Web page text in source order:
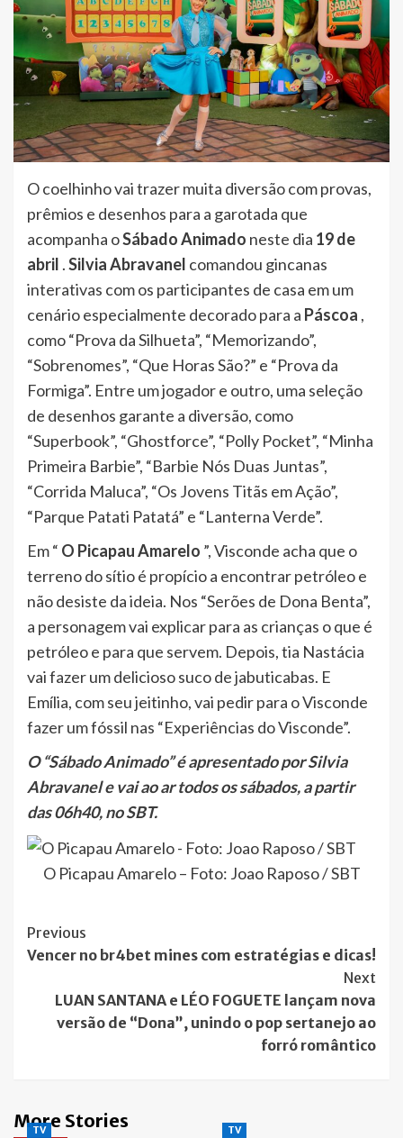
O coelhinho vai trazer muita diversão com provas,
prêmios e desenhos para a garotada que
acompanha oSábado Animado neste dia 19 de
abril .Silvia Abravanel comandou gincanas
interativas com os participantes de casa em um
cenário especialmente decorado para a Páscoa ,
como “Prova da Silhueta”, “Memorizando”,
“Sobrenomes”, “Que Horas São?” e “Prova da
Formiga”. Entre um jogador e outro, uma seleção
de desenhos garante a diversão, como
“Superbook”, “Ghostforce”, “Polly Pocket”, “Minha
Primeira Barbie”, “Barbie Nós Duas Juntas”,
“Corrida Maluca”, “Os Jovens Titãs em Ação”,
“Parque Patati Patatá” e “Lanterna Verde”.
Em “ O Picapau Amarelo ”, Visconde acha que o
terreno do sítio é propício a encontrar petróleo e
não desiste da ideia. Nos “Serões de Dona Benta”,
a personagem vai explicar para as crianças o que é
petróleo e para que servem. Depois, tia Nastácia
vai fazer um delicioso suco de jabuticabas. E
Emília, com seu jeitinho, vai pedir para o Visconde
fazer um fóssil nas “Experiências do Visconde”.
O “Sábado Animado” é apresentado por Silvia
Abravanel e vai ao ar todos os sábados, a partir
das 06h40, no SBT.
O Picapau Amarelo – Foto: Joao Raposo / SBT
Post
Navigation
Previous
Vencer no br4bet mines com estratégias e dicas!
Next
LUAN SANTANA e LÉO FOGUETE lançam nova
versão de “Dona”, unindo o pop sertanejo ao
forró romântico
More Stories
TV TV